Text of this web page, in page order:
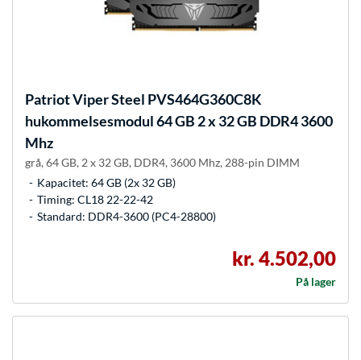
PatriotViper Steel PVS464G360C8K
hukommelsesmodul 64 GB 2 x 32 GB DDR4 3600
Mhz
grå, 64 GB, 2 x 32 GB, DDR4, 3600 Mhz, 288-pin DIMM
Kapacitet: 64 GB (2x 32 GB)
Timing: CL18 22-22-42
Standard: DDR4-3600 (PC4-28800)
kr. 4.502,00
På lager